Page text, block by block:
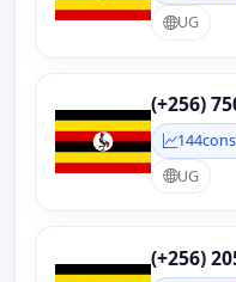
UG
(+256)
144
UG
(+256)